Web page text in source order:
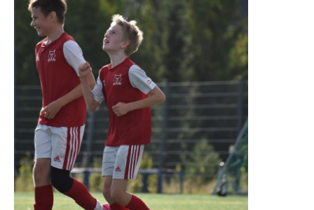
uuden
hallituksen
toimintakaudelle
2023-